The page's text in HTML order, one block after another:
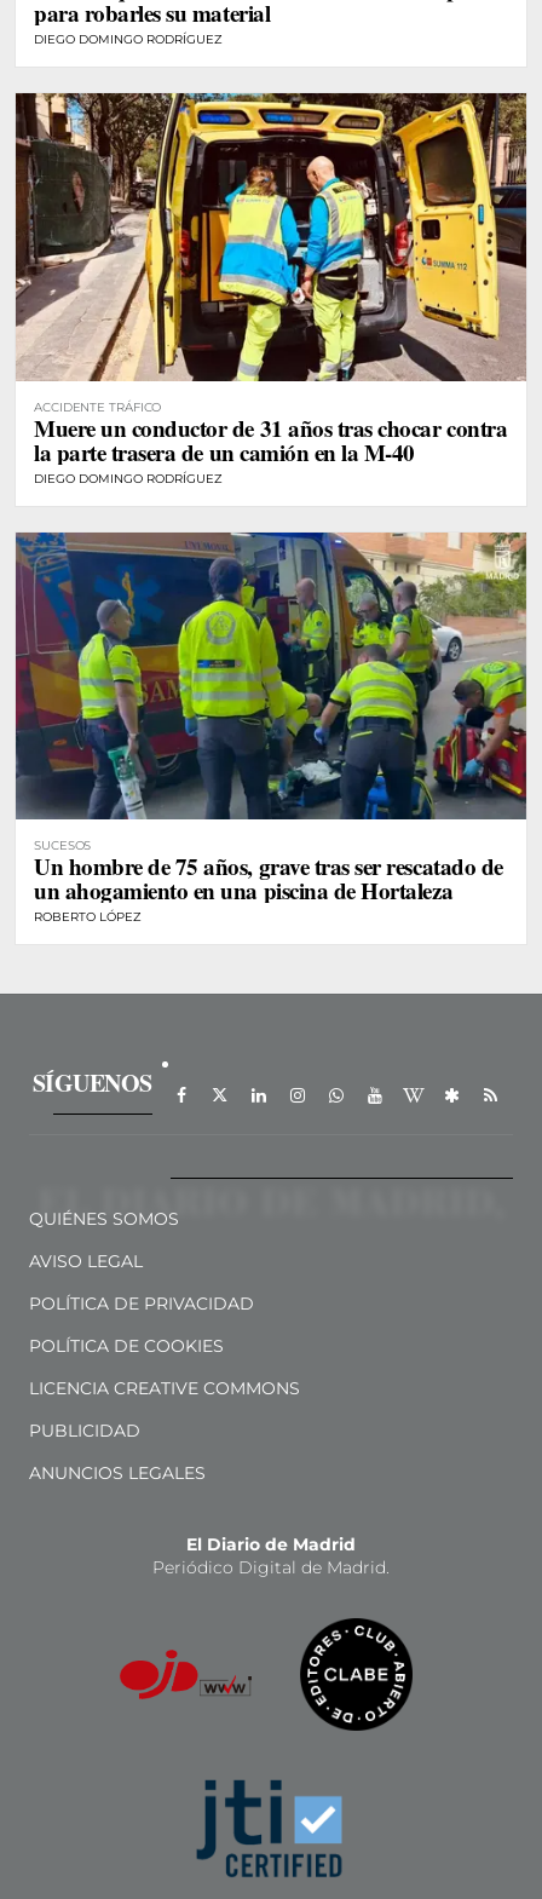
para robarles su material
DIEGO DOMINGO RODRÍGUEZ
ACCIDENTE TRÁFICO
Muere un conductor de 31 años tras chocar contra
la parte trasera de un camión en la M-40
DIEGO DOMINGO RODRÍGUEZ
SUCESOS
Un hombre de 75 años, grave tras ser rescatado de
un ahogamiento en una piscina de Hortaleza
ROBERTO LÓPEZ
SÍGUENOS
QUIÉNES SOMOS
AVISO LEGAL
POLÍTICA DE PRIVACIDAD
POLÍTICA DE COOKIES
LICENCIA CREATIVE COMMONS
PUBLICIDAD
ANUNCIOS LEGALES
El Diario de Madrid
Periódico Digital de Madrid.